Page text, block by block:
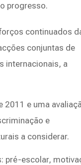
progresso.
continuados
conjuntas de
internacionais, a
2011 e uma
e
a considerar.
pré-escolar,